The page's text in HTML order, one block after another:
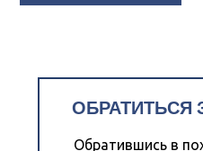
Обратившись в